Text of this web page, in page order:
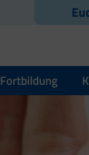
Fortbildung